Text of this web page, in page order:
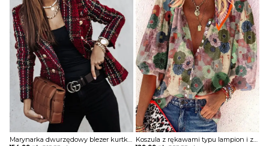
JEANSY
SZORTY
MODA PLAŻOWA
BLUZKI